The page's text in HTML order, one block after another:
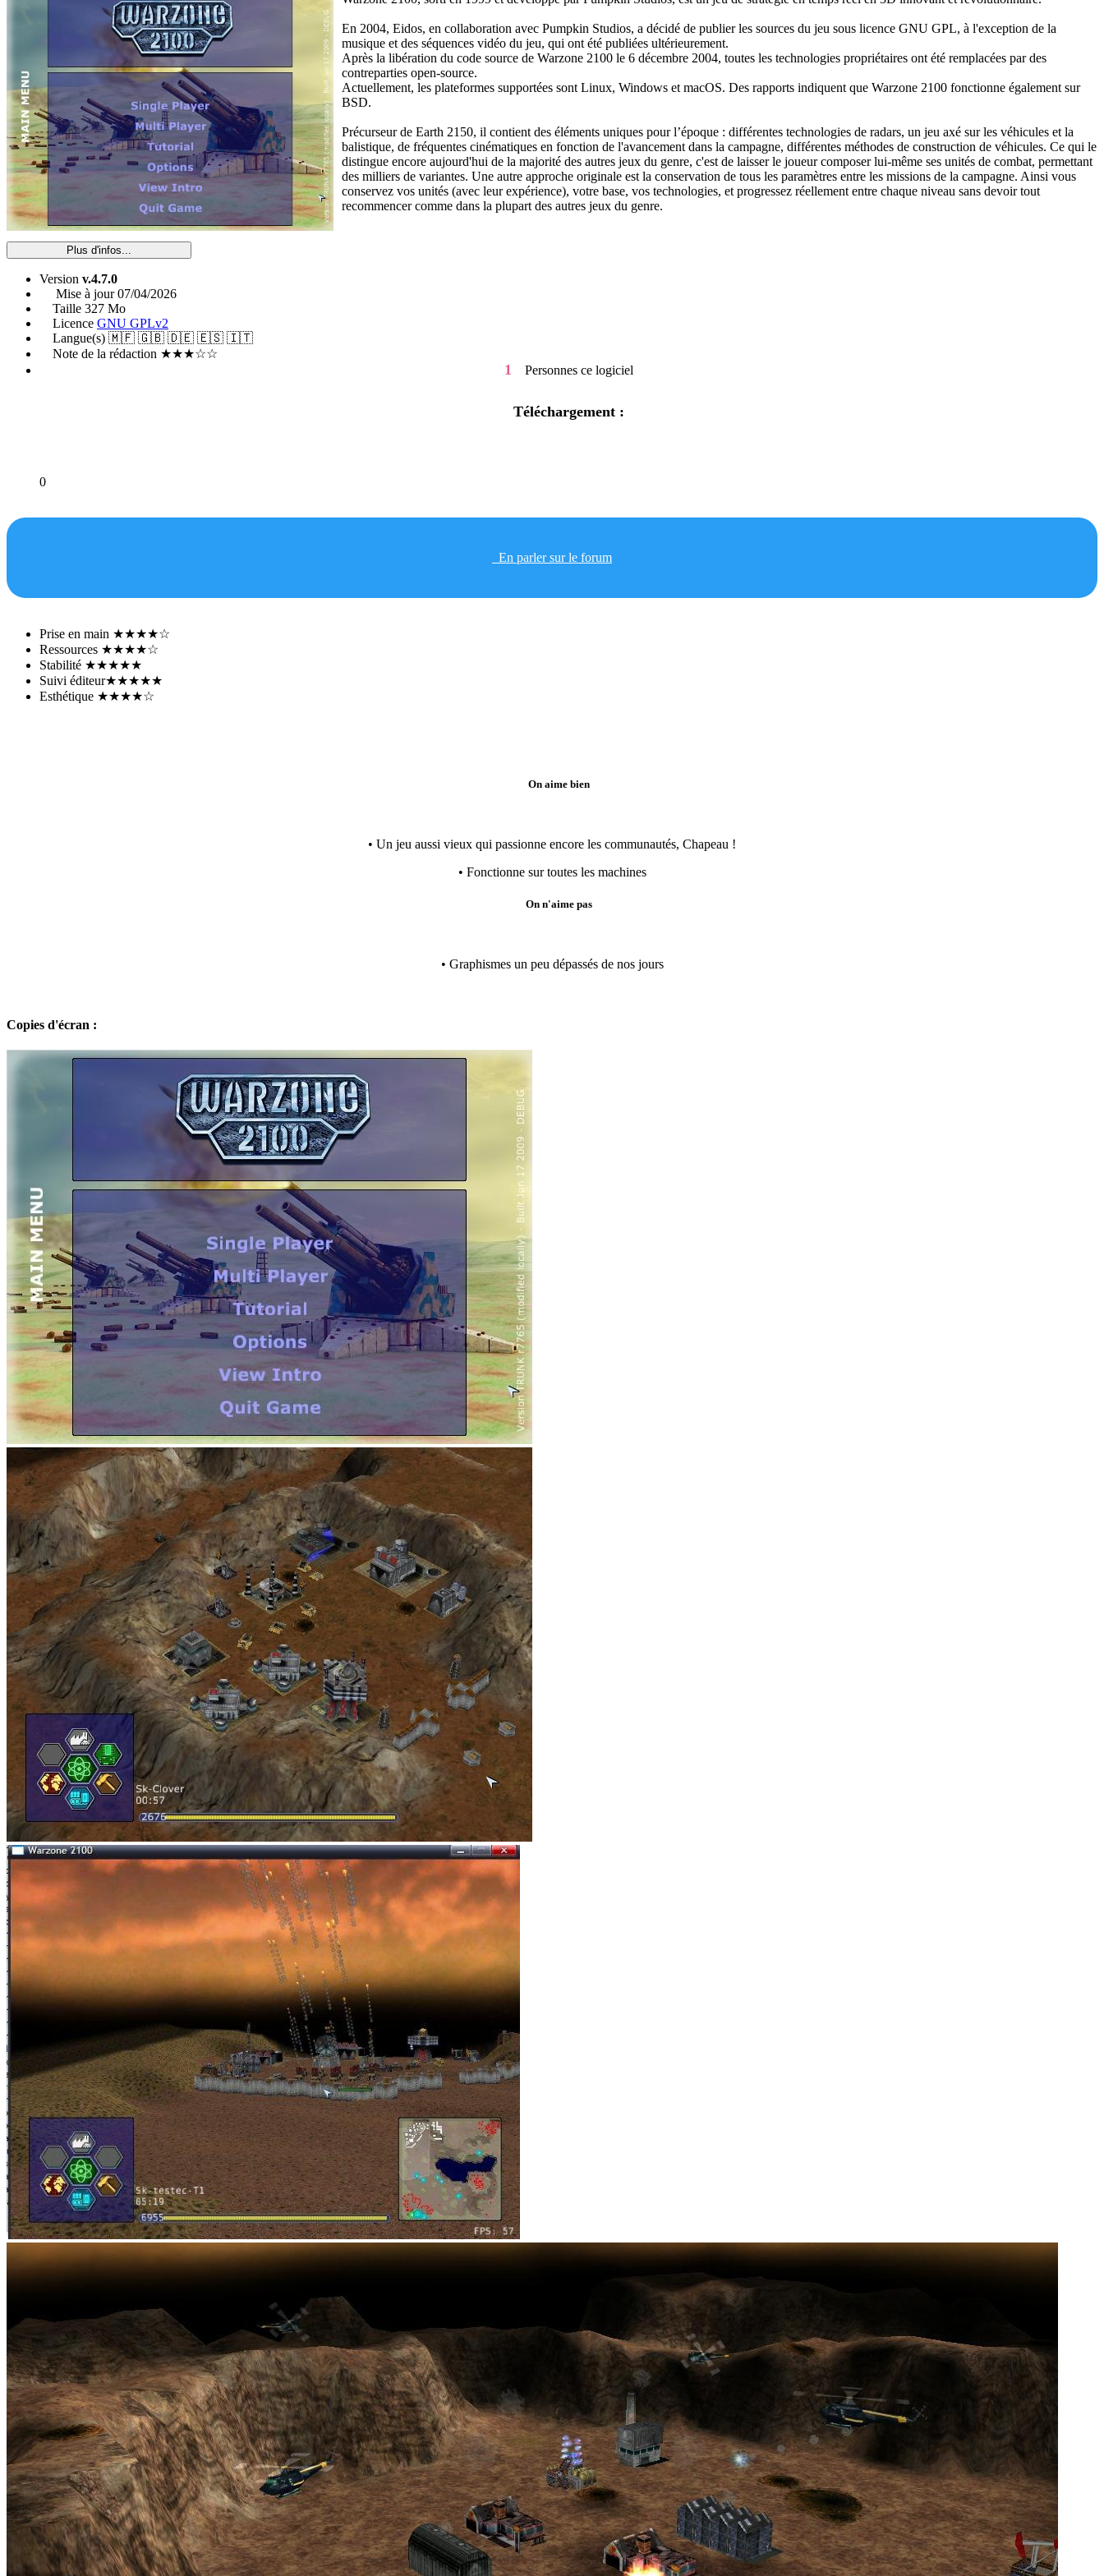
En 2004, Eidos, en collaboration avec Pumpkin Studios, a décidé de publier les sources du jeu sous licence GNU GPL, à l'exception de la
musique et des séquences vidéo du jeu, qui ont été publiées ultérieurement.
Après la libération du code source de Warzone 2100 le 6 décembre 2004, toutes les technologies propriétaires ont été remplacées par des
contreparties open-source.
Actuellement, les plateformes supportées sont Linux, Windows et macOS. Des rapports indiquent que Warzone 2100 fonctionne également sur
BSD.
Précurseur de Earth 2150, il contient des éléments uniques pour l’époque : différentes technologies de radars, un jeu axé sur les véhicules et la
balistique, de fréquentes cinématiques en fonction de l'avancement dans la campagne, différentes méthodes de construction de véhicules. Ce qui le
distingue encore aujourd'hui de la majorité des autres jeux du genre, c'est de laisser le joueur composer lui-même ses unités de combat, permettant
des milliers de variantes. Une autre approche originale est la conservation de tous les paramètres entre les missions de la campagne. Ainsi vous
conservez vos unités (avec leur expérience), votre base, vos technologies, et progressez réellement entre chaque niveau sans devoir tout
recommencer comme dans la plupart des autres jeux du genre.
Plus d'infos...
Version v.4.7.0
Mise à jour07/04/2026
Taille 327 Mo
Licence GNU GPLv2
Langue(s) 🇲🇫 🇬🇧 🇩🇪 🇪🇸 🇮🇹
Note de la rédaction ★★★☆☆
1 Personnes ce logiciel
Téléchargement :
0
En parler sur le forum
Prise en main ★★★★☆
Ressources ★★★★☆
Stabilité ★★★★★
Suivi éditeur★★★★★
Esthétique ★★★★☆
On aime bien
• Un jeu aussi vieux qui passionne encore les communautés, Chapeau !
• Fonctionne sur toutes les machines
On n'aime pas
• Graphismes un peu dépassés de nos jours
Copies d'écran :